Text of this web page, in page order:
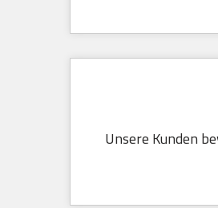
Unsere Kunden